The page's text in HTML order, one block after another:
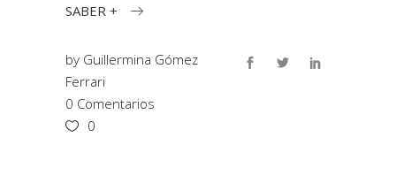
SABER +
by Guillermina Gómez
Ferrari
0 Comentarios
0